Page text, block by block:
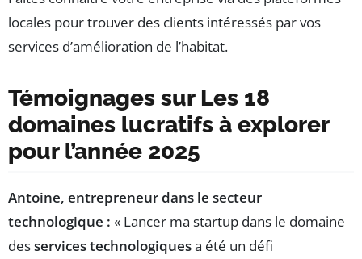
locales pour trouver des clients intéressés par vos
services d’amélioration de l’habitat.
Témoignages sur Les 18
domaines lucratifs à explorer
pour l’année 2025
Antoine, entrepreneur dans le secteur
technologique : « Lancer ma startup dans le domaine
desservices technologiquesa été un défi